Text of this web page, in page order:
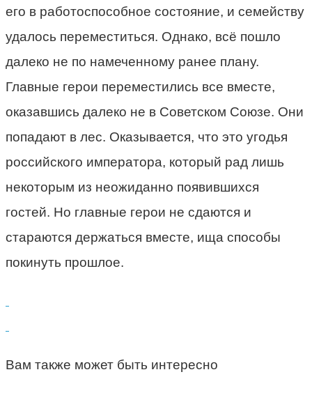
его в работоспособное состояние, и семейству
удалось переместиться. Однако, всё пошло
далеко не по намеченному ранее плану.
Главные герои переместились все вместе,
оказавшись далеко не в Советском Союзе. Они
попадают в лес. Оказывается, что это угодья
российского императора, который рад лишь
некоторым из неожиданно появившихся
гостей. Но главные герои не сдаются и
стараются держаться вместе, ища способы
покинуть прошлое.
Вам также может быть интересно